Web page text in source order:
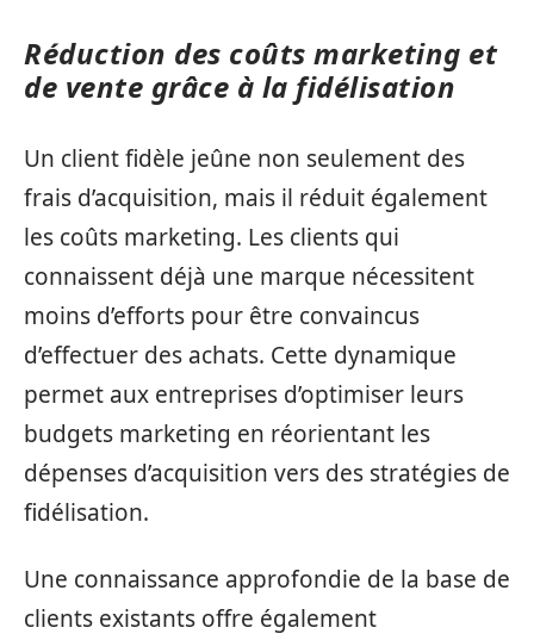
Réduction des coûts marketing et
de vente grâce à la fidélisation
Un client fidèle jeûne non seulement des
frais d’acquisition, mais il réduit également
les coûts marketing. Les clients qui
connaissent déjà une marque nécessitent
moins d’efforts pour être convaincus
d’effectuer des achats. Cette dynamique
permet aux entreprises d’optimiser leurs
budgets marketing en réorientant les
dépenses d’acquisition vers des stratégies de
fidélisation.
Une connaissance approfondie de la base de
clients existants offre également